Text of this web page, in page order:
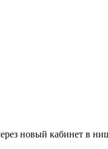
новый кабинет в